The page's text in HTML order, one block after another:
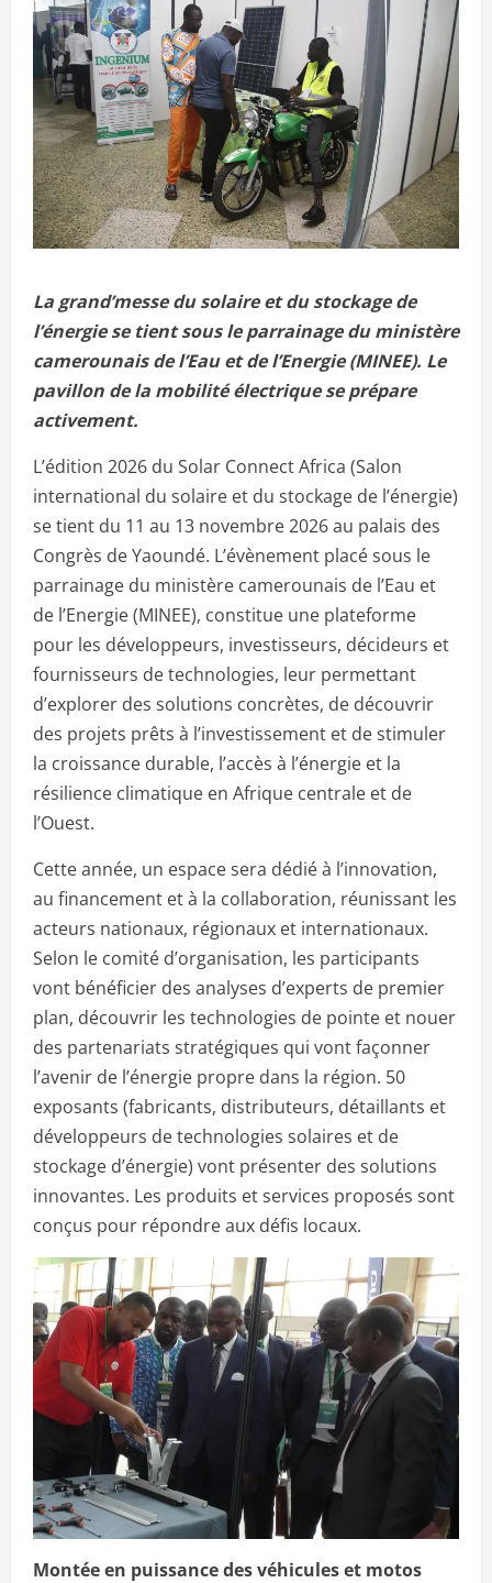
La grand’messe du solaire et du stockage de
l’énergie se tient sous le parrainage du ministère
camerounais de l’Eau et de l’Energie (MINEE). Le
pavillon de la mobilité électrique se prépare
activement.
L’édition 2026 du Solar Connect Africa (Salon
international du solaire et du stockage de l’énergie)
se tient du 11 au 13 novembre 2026 au palais des
Congrès de Yaoundé. L’évènement placé sous le
parrainage du ministère camerounais de l’Eau et
de l’Energie (MINEE), constitue une plateforme
pour les développeurs, investisseurs, décideurs et
fournisseurs de technologies, leur permettant
d’explorer des solutions concrètes, de découvrir
des projets prêts à l’investissement et de stimuler
la croissance durable, l’accès à l’énergie et la
résilience climatique en Afrique centrale et de
l’Ouest.
Cette année, un espace sera dédié à l’innovation,
au financement et à la collaboration, réunissant les
acteurs nationaux, régionaux et internationaux.
Selon le comité d’organisation, les participants
vont bénéficier des analyses d’experts de premier
plan, découvrir les technologies de pointe et nouer
des partenariats stratégiques qui vont façonner
l’avenir de l’énergie propre dans la région. 50
exposants (fabricants, distributeurs, détaillants et
développeurs de technologies solaires et de
stockage d’énergie) vont présenter des solutions
innovantes. Les produits et services proposés sont
conçus pour répondre aux défis locaux.
Montée en puissance des véhicules et motos